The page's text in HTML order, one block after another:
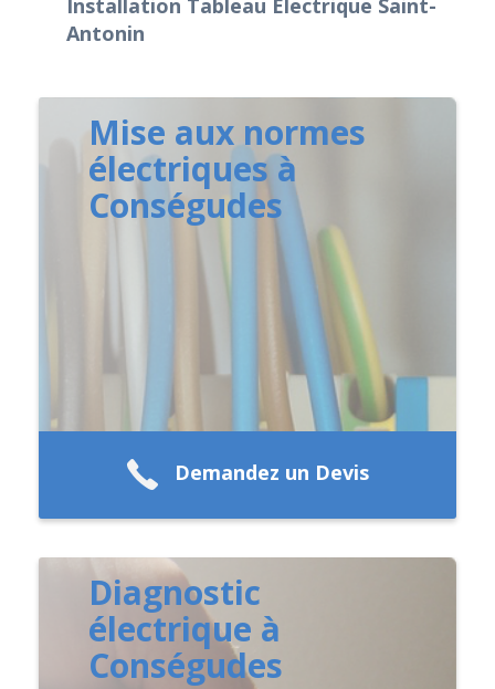
Installation Tableau Electrique Saint-
Antonin
Mise aux normes
électriques à
Conségudes
Demandez un Devis
Diagnostic
électrique à
Conségudes